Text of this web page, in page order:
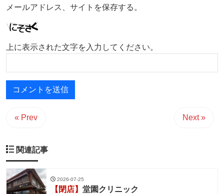
メールアドレス、サイトを保存する。
上に表示された文字を入力してください。
« Prev Next »
関連記事
2026-07-25
【閉店】 堂園クリニック